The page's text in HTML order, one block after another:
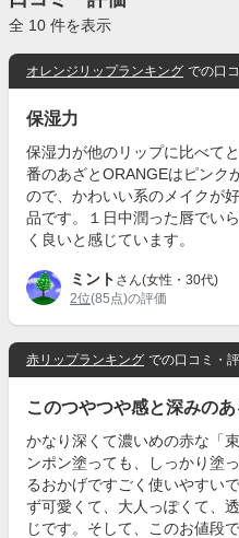
全 10 件を表示
オレンジリップランキング での口
保湿力
保湿力が他のリップに比べて
番のあざとORANGEはピンク
ので、かわいい系のメイクが
品です。１日中潤った唇でい
く良いと感じています。
ミント さん(女性・30代)
2位(85点)の評価
赤リップランキング での口コミ・
このつやつや感と深みの
かなり深くて濃いめの赤な「
ンポン塗っても、しっかり塗
るおかげですごく使いやすい
ず可愛くて、大人っぽくて、
じです。そして、このお値段